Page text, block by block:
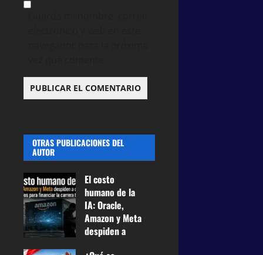
OTRAS PUBLICACIONES DEL
AUTOR
El costo
humano de la
IA: Oracle,
Amazon y Meta
despiden a